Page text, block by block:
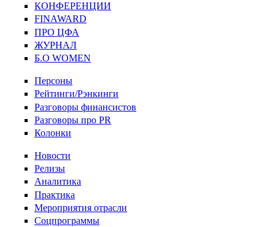
КОНФЕРЕНЦИИ
FINAWARD
ПРО ЦФА
ЖУРНАЛ
Б.О WOMEN
Персоны
Рейтинги/Рэнкинги
Разговоры финансистов
Разговоры про PR
Колонки
Новости
Релизы
Аналитика
Практика
Мероприятия отрасли
Соцпрограммы